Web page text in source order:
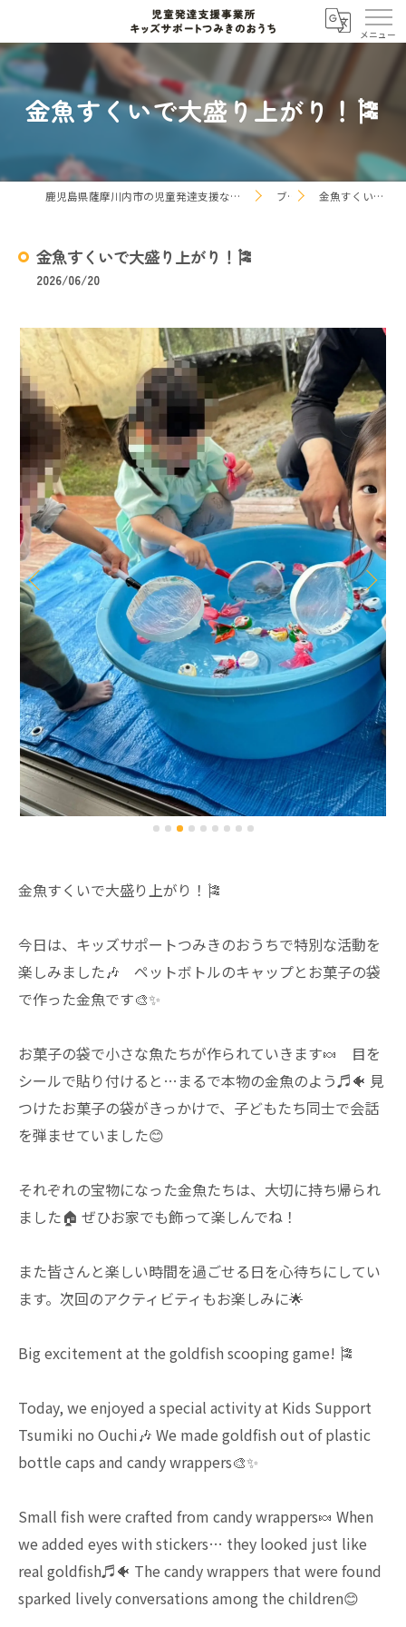
金魚すくいで大盛り上がり！🎏
鹿児島県薩摩川内市の児童発達支援なら児童発達支援事業所 キッズサポートつみきのおうち ブログ 金魚すくいで大盛り上がり！🎏
金魚すくいで大盛り上がり！🎏
2026/06/20
金魚すくいで大盛り上がり！🎏
今日は、キッズサポートつみきのおうちで特別な活動を
楽しみました🎶 ペットボトルのキャップとお菓子の袋
で作った金魚です🎨✨
お菓子の袋で小さな魚たちが作られていきます🍬 目を
シールで貼り付けると…まるで本物の金魚のよう♬🐠 見
つけたお菓子の袋がきっかけで、子どもたち同士で会話
を弾ませていました😊
それぞれの宝物になった金魚たちは、大切に持ち帰られ
ました🏠 ぜひお家でも飾って楽しんでね！
また皆さんと楽しい時間を過ごせる日を心待ちにしてい
ます。次回のアクティビティもお楽しみに🌟
Big excitement at the goldfish scooping game! 🎏
Today, we enjoyed a special activity at Kids Support
Tsumiki no Ouchi🎶 We made goldfish out of plastic
bottle caps and candy wrappers🎨✨
Small fish were crafted from candy wrappers🍬 When
we added eyes with stickers… they looked just like
real goldfish♬🐠 The candy wrappers that were found
sparked lively conversations among the children😊